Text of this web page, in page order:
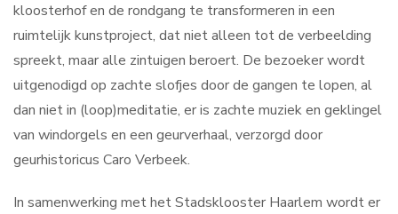
kloosterhof en de rondgang te transformeren in een
ruimtelijk kunstproject, dat niet alleen tot de verbeelding
spreekt, maar alle zintuigen beroert. De bezoeker wordt
uitgenodigd op zachte slofjes door de gangen te lopen, al
dan niet in (loop)meditatie, er is zachte muziek en geklingel
van windorgels en een geurverhaal, verzorgd door
geurhistoricus Caro Verbeek.
In samenwerking met het Stadsklooster Haarlem wordt er